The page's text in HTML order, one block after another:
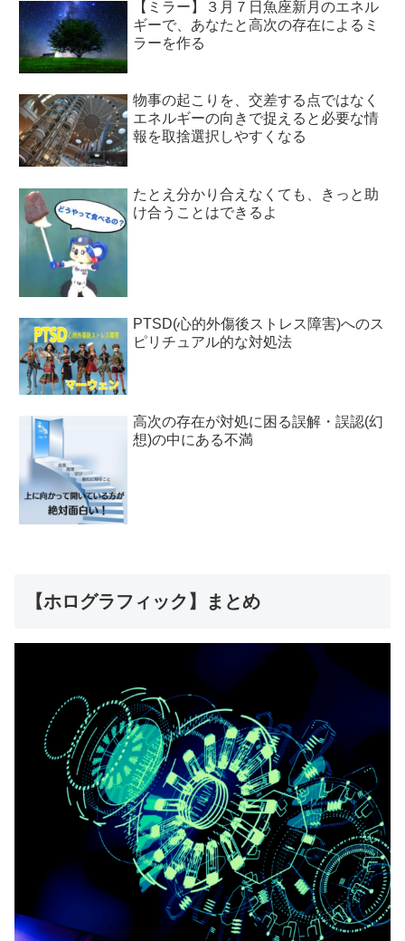
【ミラー】３月７日魚座新月のエネル
ギーで、あなたと高次の存在によるミ
ラーを作る
物事の起こりを、交差する点ではなく
エネルギーの向きで捉えると必要な情
報を取捨選択しやすくなる
たとえ分かり合えなくても、きっと助
け合うことはできるよ
PTSD(心的外傷後ストレス障害)へのス
ピリチュアル的な対処法
高次の存在が対処に困る誤解・誤認(幻
想)の中にある不満
【ホログラフィック】まとめ